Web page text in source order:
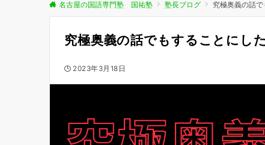
名古屋の国語専門塾 国祐塾 塾長ブログ 究極奥義の話で
究極奥義の話でもすることにし
2023年3月18日